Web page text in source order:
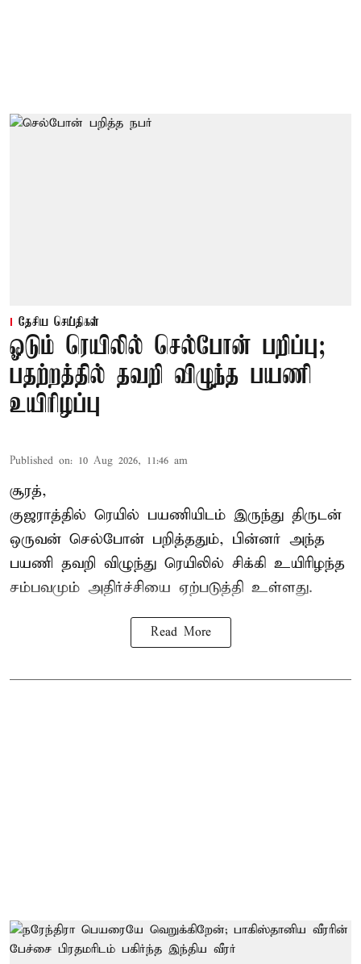
தேசிய செய்திகள்
ஓடும் ரெயிலில் செல்போன் பறிப்பு;
பதற்றத்தில் தவறி விழுந்த பயணி
உயிரிழப்பு
Published on: 10 Aug 2026, 11:46 am
சூரத்,
குஜராத்தில் ரெயில் பயணியிடம் இருந்து திருடன்
ஒருவன் செல்போன் பறித்ததும், பின்னர் அந்த
பயணி தவறி விழுந்து ரெயிலில் சிக்கி உயிரிழந்த
சம்பவமும் அதிர்ச்சியை ஏற்படுத்தி உள்ளது.
Read More